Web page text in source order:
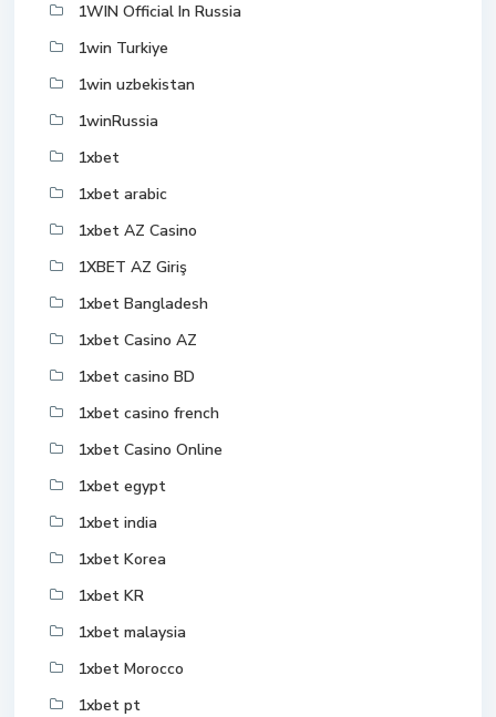
1WIN Official In Russia
1win Turkiye
1win uzbekistan
1winRussia
1xbet
1xbet arabic
1xbet AZ Casino
1XBET AZ Giriş
1xbet Bangladesh
1xbet Casino AZ
1xbet casino BD
1xbet casino french
1xbet Casino Online
1xbet egypt
1xbet india
1xbet Korea
1xbet KR
1xbet malaysia
1xbet Morocco
1xbet pt